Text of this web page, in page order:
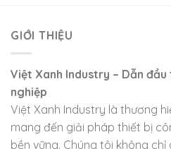
GIỚI THIỆU
Việt Xanh Industry – Dẫn
nghiệp
Việt Xanh Industry là thương
mang đến giải pháp thiết bị
bền vững. Chúng tôi không